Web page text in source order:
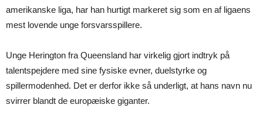
amerikanske liga, har han hurtigt markeret sig som en af ligaens
mest lovende unge forsvarsspillere.
Unge Herington fra Queensland har virkelig gjort indtryk på
talentspejdere med sine fysiske evner, duelstyrke og
spillermodenhed. Det er derfor ikke så underligt, at hans navn nu
svirrer blandt de europæiske giganter.